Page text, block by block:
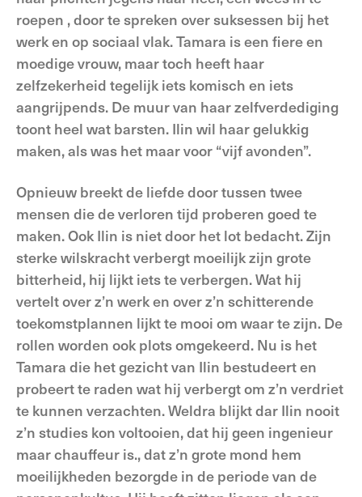
roepen , door te spreken over suksessen bij het
werk en op sociaal vlak. Tamara is een fiere en
moedige vrouw, maar toch heeft haar
zelfzekerheid tegelijk iets komisch en iets
aangrijpends. De muur van haar zelfverdediging
toont heel wat barsten. Ilin wil haar gelukkig
maken, als was het maar voor “vijf avonden”.
Opnieuw breekt de liefde door tussen twee
mensen die de verloren tijd proberen goed te
maken. Ook Ilin is niet door het lot bedacht. Zijn
sterke wilskracht verbergt moeilijk zijn grote
bitterheid, hij lijkt iets te verbergen. Wat hij
vertelt over z’n werk en over z’n schitterende
toekomstplannen lijkt te mooi om waar te zijn. De
rollen worden ook plots omgekeerd. Nu is het
Tamara die het gezicht van Ilin bestudeert en
probeert te raden wat hij verbergt om z’n verdriet
te kunnen verzachten. Weldra blijkt dar Ilin nooit
z’n studies kon voltooien, dat hij geen ingenieur
maar chauffeur is., dat z’n grote mond hem
moeilijkheden bezorgde in de periode van de